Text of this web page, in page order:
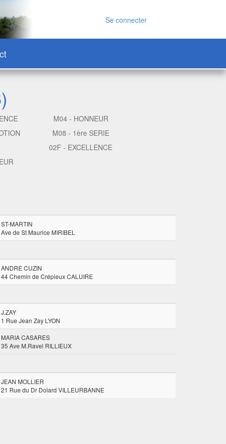
Se connecter
M04 - HONNEUR
M08 - 1ère SERIE
02F - EXCELLENCE
ST-MARTIN
Ave de St Maurice MIRIBEL
ANDRE CUZIN
44 Chemin de Crépieux CALUIRE
J.ZAY
1 Rue Jean Zay LYON
MARIA CASARES
35 Ave M.Ravel RILLIEUX
JEAN MOLLIER
21 Rue du Dr Dolard VILLEURBANNE